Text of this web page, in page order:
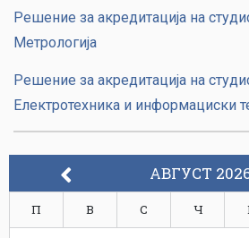
Решение за акредитација на
Метрологија
Решение за акредитација на
Електротехника и информациски
АВГУСТ
П В С Ч